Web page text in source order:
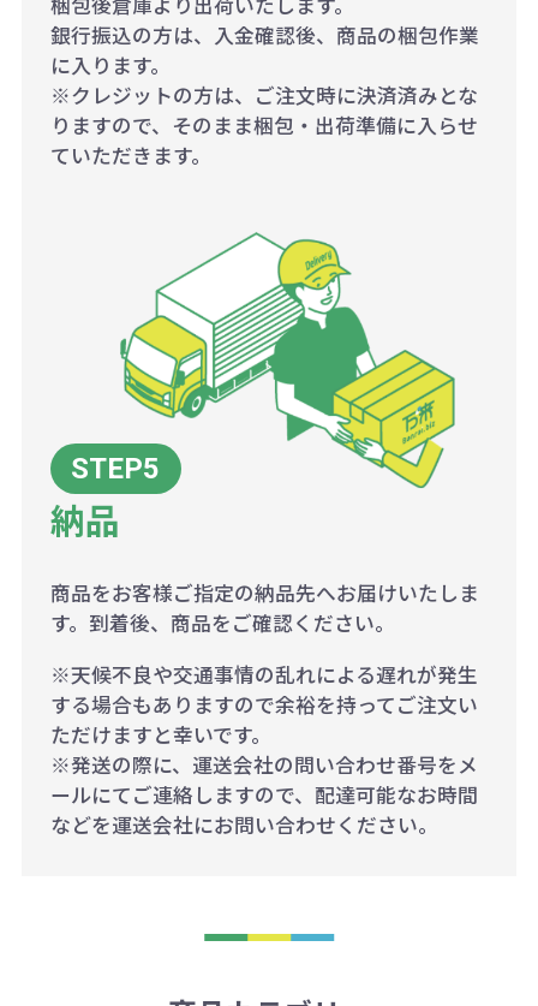
銀行振込の方は、入金確認後、商品の梱包作業
に入ります。
※クレジットの方は、ご注文時に決済済みとな
りますので、そのまま梱包・出荷準備に入らせ
ていただきます。
納品
商品をお客様ご指定の納品先へお届けいたしま
す。到着後、商品をご確認ください。
※天候不良や交通事情の乱れによる遅れが発生
する場合もありますので余裕を持ってご注文い
ただけますと幸いです。
※発送の際に、運送会社の問い合わせ番号をメ
ールにてご連絡しますので、配達可能なお時間
などを運送会社にお問い合わせください。